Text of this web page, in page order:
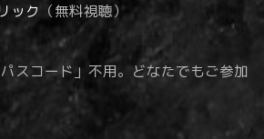
ック （無料視聴）
パスコード」不用。どなたでもご参加